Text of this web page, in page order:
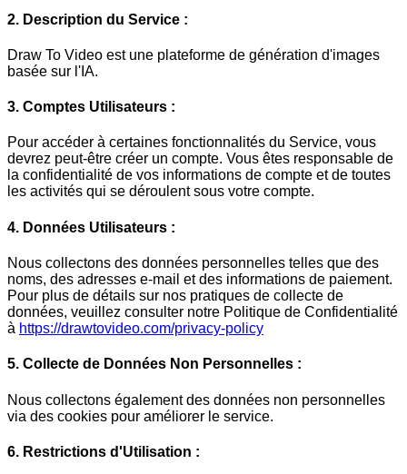
2. Description du Service :
Draw To Video est une plateforme de génération d'images
basée sur l'IA.
3. Comptes Utilisateurs :
Pour accéder à certaines fonctionnalités du Service, vous
devrez peut-être créer un compte. Vous êtes responsable de
la confidentialité de vos informations de compte et de toutes
les activités qui se déroulent sous votre compte.
4. Données Utilisateurs :
Nous collectons des données personnelles telles que des
noms, des adresses e-mail et des informations de paiement.
Pour plus de détails sur nos pratiques de collecte de
données, veuillez consulter notre Politique de Confidentialité
à https://drawtovideo.com/privacy-policy
5. Collecte de Données Non Personnelles :
Nous collectons également des données non personnelles
via des cookies pour améliorer le service.
6. Restrictions d'Utilisation :